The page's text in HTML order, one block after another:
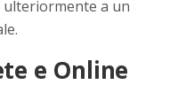
a un
e Online